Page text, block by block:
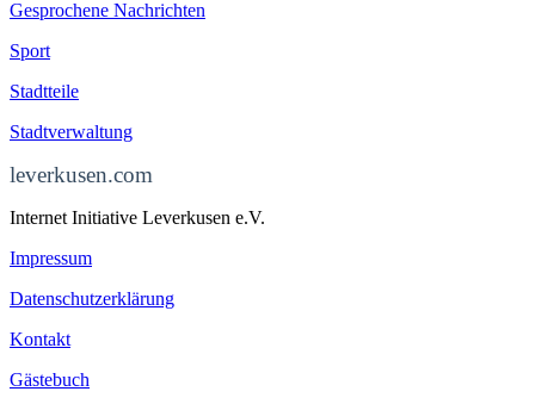
Gesprochene Nachrichten
Sport
Stadtteile
Stadtverwaltung
leverkusen.com
Internet Initiative Leverkusen e.V.
Impressum
Datenschutzerklärung
Kontakt
Gästebuch